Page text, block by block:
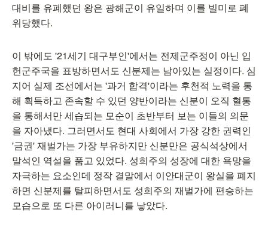
대비를 유폐했던 왕은 광해군이 유일하며 이를 빌미로 폐
위당했다.
이 밖에도 '21세기 대구부인'에서는 전제군주정이 아닌 입
헌군주국을 표방하면서도 신분제는 남아있는 실정이다. 심
지어 실제 조선에서는 '과거 합격'이라는 후천적 노력을 통
해 획득하고 존속할 수 있던 양반이라는 신분이 오직 혈통
을 통해서만 세습되는 모순이 초반부터 보는 이들의 의문
을 자아냈다. 그러면서도 현대 사회에서 가장 강한 권력인
'금권' 재벌가는 가장 부유하지만 신분만은 공식석상에서
말석인 역설을 품고 있었다. 성희주의 성장에 대한 욕망을
자극하는 요소인데 정작 결말에서 이안대군이 왕실을 폐지
하면 신분제를 탈피하면서도 성희주의 재벌가에 편승하는
모습으로 또 다른 아이러니를 낳았다.